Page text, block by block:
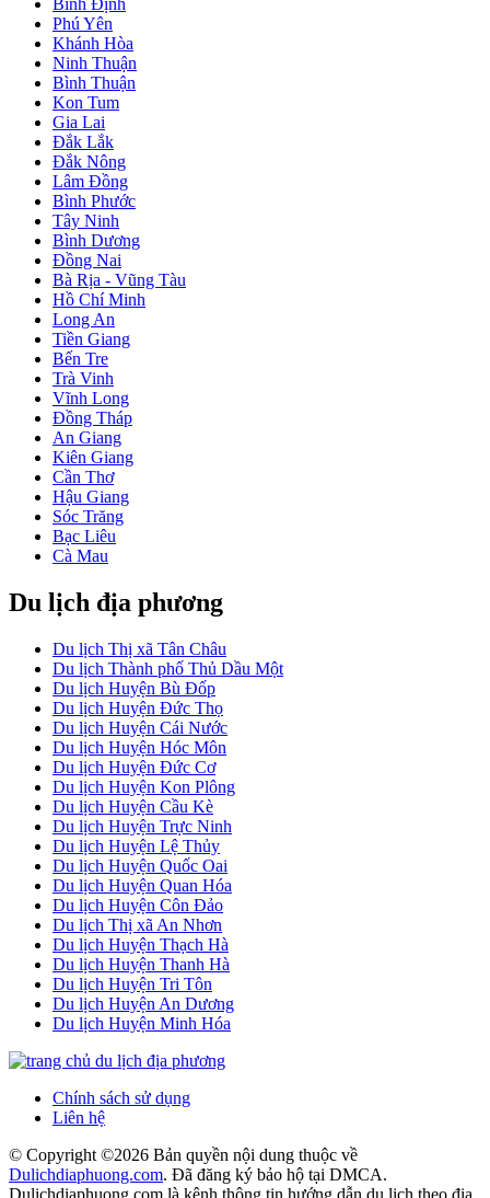
Bình Định
Phú Yên
Khánh Hòa
Ninh Thuận
Bình Thuận
Kon Tum
Gia Lai
Đắk Lắk
Đắk Nông
Lâm Đồng
Bình Phước
Tây Ninh
Bình Dương
Đồng Nai
Bà Rịa - Vũng Tàu
Hồ Chí Minh
Long An
Tiền Giang
Bến Tre
Trà Vinh
Vĩnh Long
Đồng Tháp
An Giang
Kiên Giang
Cần Thơ
Hậu Giang
Sóc Trăng
Bạc Liêu
Cà Mau
Du lịch địa phương
Du lịch Thị xã Tân Châu
Du lịch Thành phố Thủ Dầu Một
Du lịch Huyện Bù Đốp
Du lịch Huyện Đức Thọ
Du lịch Huyện Cái Nước
Du lịch Huyện Hóc Môn
Du lịch Huyện Đức Cơ
Du lịch Huyện Kon Plông
Du lịch Huyện Cầu Kè
Du lịch Huyện Trực Ninh
Du lịch Huyện Lệ Thủy
Du lịch Huyện Quốc Oai
Du lịch Huyện Quan Hóa
Du lịch Huyện Côn Đảo
Du lịch Thị xã An Nhơn
Du lịch Huyện Thạch Hà
Du lịch Huyện Thanh Hà
Du lịch Huyện Tri Tôn
Du lịch Huyện An Dương
Du lịch Huyện Minh Hóa
Chính sách sử dụng
Liên hệ
© Copyright ©2026 Bản quyền nội dung thuộc về
Dulichdiaphuong.com. Đã đăng ký bảo hộ tại DMCA.
Dulichdiaphuong.com là kênh thông tin hướng dẫn du lịch theo địa